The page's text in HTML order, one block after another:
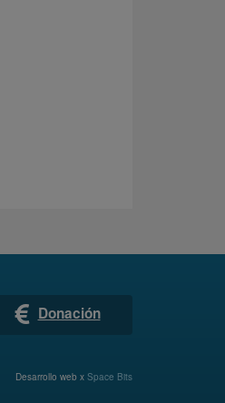
Donación
Desarrollo web x Space Bits